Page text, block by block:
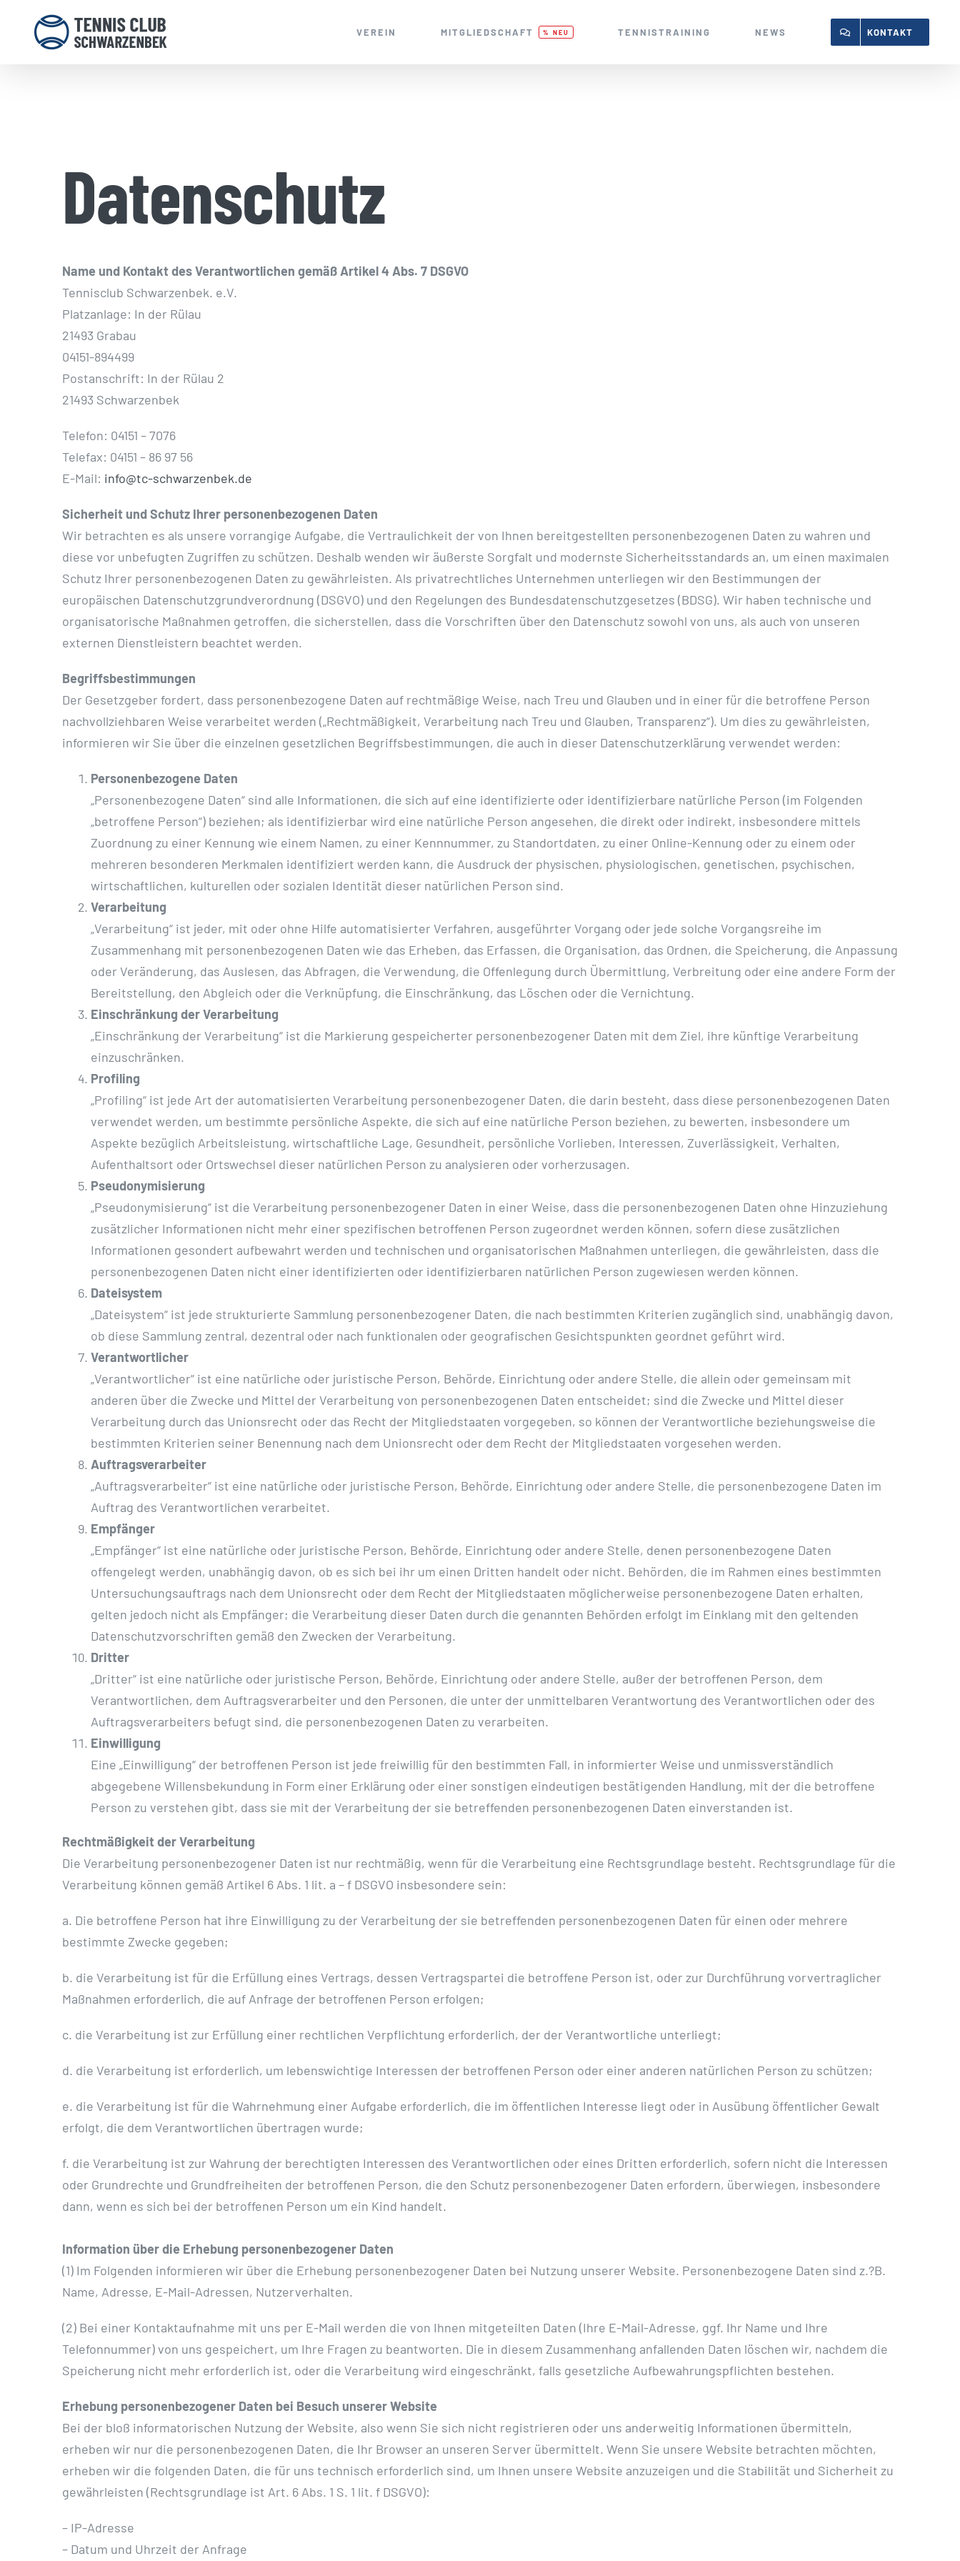
springen
VEREIN MITGLIEDSCHAFT % NEU TENNISTRAINING NEWS KONTAKT
Datenschutz
Name und Kontakt des Verantwortlichen gemäß Artikel 4 Abs. 7 DSGVO
Tennisclub Schwarzenbek. e.V.
Platzanlage: In der Rülau
21493 Grabau
04151-894499
Postanschrift: In der Rülau 2
21493 Schwarzenbek
Telefon: 04151 – 7076
Telefax: 04151 – 86 97 56
E-Mail: info@tc-schwarzenbek.de
Sicherheit und Schutz Ihrer personenbezogenen Daten
Wir betrachten es als unsere vorrangige Aufgabe, die Vertraulichkeit der von Ihnen bereitgestellten personenbezogenen Daten zu wahren und
diese vor unbefugten Zugriffen zu schützen. Deshalb wenden wir äußerste Sorgfalt und modernste Sicherheitsstandards an, um einen maximalen
Schutz Ihrer personenbezogenen Daten zu gewährleisten. Als privatrechtliches Unternehmen unterliegen wir den Bestimmungen der
europäischen Datenschutzgrundverordnung (DSGVO) und den Regelungen des Bundesdatenschutzgesetzes (BDSG). Wir haben technische und
organisatorische Maßnahmen getroffen, die sicherstellen, dass die Vorschriften über den Datenschutz sowohl von uns, als auch von unseren
externen Dienstleistern beachtet werden.
Begriffsbestimmungen
Der Gesetzgeber fordert, dass personenbezogene Daten auf rechtmäßige Weise, nach Treu und Glauben und in einer für die betroffene Person
nachvollziehbaren Weise verarbeitet werden („Rechtmäßigkeit, Verarbeitung nach Treu und Glauben, Transparenz“). Um dies zu gewährleisten,
informieren wir Sie über die einzelnen gesetzlichen Begriffsbestimmungen, die auch in dieser Datenschutzerklärung verwendet werden:
Personenbezogene Daten
„Personenbezogene Daten“ sind alle Informationen, die sich auf eine identifizierte oder identifizierbare natürliche Person (im Folgenden
„betroffene Person“) beziehen; als identifizierbar wird eine natürliche Person angesehen, die direkt oder indirekt, insbesondere mittels
Zuordnung zu einer Kennung wie einem Namen, zu einer Kennnummer, zu Standortdaten, zu einer Online-Kennung oder zu einem oder
mehreren besonderen Merkmalen identifiziert werden kann, die Ausdruck der physischen, physiologischen, genetischen, psychischen,
wirtschaftlichen, kulturellen oder sozialen Identität dieser natürlichen Person sind.
Verarbeitung
„Verarbeitung“ ist jeder, mit oder ohne Hilfe automatisierter Verfahren, ausgeführter Vorgang oder jede solche Vorgangsreihe im
Zusammenhang mit personenbezogenen Daten wie das Erheben, das Erfassen, die Organisation, das Ordnen, die Speicherung, die Anpassung
oder Veränderung, das Auslesen, das Abfragen, die Verwendung, die Offenlegung durch Übermittlung, Verbreitung oder eine andere Form der
Bereitstellung, den Abgleich oder die Verknüpfung, die Einschränkung, das Löschen oder die Vernichtung.
Einschränkung der Verarbeitung
„Einschränkung der Verarbeitung“ ist die Markierung gespeicherter personenbezogener Daten mit dem Ziel, ihre künftige Verarbeitung
einzuschränken.
Profiling
„Profiling“ ist jede Art der automatisierten Verarbeitung personenbezogener Daten, die darin besteht, dass diese personenbezogenen Daten
verwendet werden, um bestimmte persönliche Aspekte, die sich auf eine natürliche Person beziehen, zu bewerten, insbesondere um
Aspekte bezüglich Arbeitsleistung, wirtschaftliche Lage, Gesundheit, persönliche Vorlieben, Interessen, Zuverlässigkeit, Verhalten,
Aufenthaltsort oder Ortswechsel dieser natürlichen Person zu analysieren oder vorherzusagen.
Pseudonymisierung
„Pseudonymisierung“ ist die Verarbeitung personenbezogener Daten in einer Weise, dass die personenbezogenen Daten ohne Hinzuziehung
zusätzlicher Informationen nicht mehr einer spezifischen betroffenen Person zugeordnet werden können, sofern diese zusätzlichen
Informationen gesondert aufbewahrt werden und technischen und organisatorischen Maßnahmen unterliegen, die gewährleisten, dass die
personenbezogenen Daten nicht einer identifizierten oder identifizierbaren natürlichen Person zugewiesen werden können.
Dateisystem
„Dateisystem“ ist jede strukturierte Sammlung personenbezogener Daten, die nach bestimmten Kriterien zugänglich sind, unabhängig davon,
ob diese Sammlung zentral, dezentral oder nach funktionalen oder geografischen Gesichtspunkten geordnet geführt wird.
Verantwortlicher
„Verantwortlicher“ ist eine natürliche oder juristische Person, Behörde, Einrichtung oder andere Stelle, die allein oder gemeinsam mit
anderen über die Zwecke und Mittel der Verarbeitung von personenbezogenen Daten entscheidet; sind die Zwecke und Mittel dieser
Verarbeitung durch das Unionsrecht oder das Recht der Mitgliedstaaten vorgegeben, so können der Verantwortliche beziehungsweise die
bestimmten Kriterien seiner Benennung nach dem Unionsrecht oder dem Recht der Mitgliedstaaten vorgesehen werden.
Auftragsverarbeiter
„Auftragsverarbeiter“ ist eine natürliche oder juristische Person, Behörde, Einrichtung oder andere Stelle, die personenbezogene Daten im
Auftrag des Verantwortlichen verarbeitet.
Empfänger
„Empfänger“ ist eine natürliche oder juristische Person, Behörde, Einrichtung oder andere Stelle, denen personenbezogene Daten
offengelegt werden, unabhängig davon, ob es sich bei ihr um einen Dritten handelt oder nicht. Behörden, die im Rahmen eines bestimmten
Untersuchungsauftrags nach dem Unionsrecht oder dem Recht der Mitgliedstaaten möglicherweise personenbezogene Daten erhalten,
gelten jedoch nicht als Empfänger; die Verarbeitung dieser Daten durch die genannten Behörden erfolgt im Einklang mit den geltenden
Datenschutzvorschriften gemäß den Zwecken der Verarbeitung.
Dritter
„Dritter“ ist eine natürliche oder juristische Person, Behörde, Einrichtung oder andere Stelle, außer der betroffenen Person, dem
Verantwortlichen, dem Auftragsverarbeiter und den Personen, die unter der unmittelbaren Verantwortung des Verantwortlichen oder des
Auftragsverarbeiters befugt sind, die personenbezogenen Daten zu verarbeiten.
Einwilligung
Eine „Einwilligung“ der betroffenen Person ist jede freiwillig für den bestimmten Fall, in informierter Weise und unmissverständlich
abgegebene Willensbekundung in Form einer Erklärung oder einer sonstigen eindeutigen bestätigenden Handlung, mit der die betroffene
Person zu verstehen gibt, dass sie mit der Verarbeitung der sie betreffenden personenbezogenen Daten einverstanden ist.
Rechtmäßigkeit der Verarbeitung
Die Verarbeitung personenbezogener Daten ist nur rechtmäßig, wenn für die Verarbeitung eine Rechtsgrundlage besteht. Rechtsgrundlage für die
Verarbeitung können gemäß Artikel 6 Abs. 1 lit. a – f DSGVO insbesondere sein:
a. Die betroffene Person hat ihre Einwilligung zu der Verarbeitung der sie betreffenden personenbezogenen Daten für einen oder mehrere
bestimmte Zwecke gegeben;
b. die Verarbeitung ist für die Erfüllung eines Vertrags, dessen Vertragspartei die betroffene Person ist, oder zur Durchführung vorvertraglicher
Maßnahmen erforderlich, die auf Anfrage der betroffenen Person erfolgen;
c. die Verarbeitung ist zur Erfüllung einer rechtlichen Verpflichtung erforderlich, der der Verantwortliche unterliegt;
d. die Verarbeitung ist erforderlich, um lebenswichtige Interessen der betroffenen Person oder einer anderen natürlichen Person zu schützen;
e. die Verarbeitung ist für die Wahrnehmung einer Aufgabe erforderlich, die im öffentlichen Interesse liegt oder in Ausübung öffentlicher Gewalt
erfolgt, die dem Verantwortlichen übertragen wurde;
f. die Verarbeitung ist zur Wahrung der berechtigten Interessen des Verantwortlichen oder eines Dritten erforderlich, sofern nicht die Interessen
oder Grundrechte und Grundfreiheiten der betroffenen Person, die den Schutz personenbezogener Daten erfordern, überwiegen, insbesondere
dann, wenn es sich bei der betroffenen Person um ein Kind handelt.
Information über die Erhebung personenbezogener Daten
(1) Im Folgenden informieren wir über die Erhebung personenbezogener Daten bei Nutzung unserer Website. Personenbezogene Daten sind z.?B.
Name, Adresse, E-Mail-Adressen, Nutzerverhalten.
(2) Bei einer Kontaktaufnahme mit uns per E-Mail werden die von Ihnen mitgeteilten Daten (Ihre E-Mail-Adresse, ggf. Ihr Name und Ihre
Telefonnummer) von uns gespeichert, um Ihre Fragen zu beantworten. Die in diesem Zusammenhang anfallenden Daten löschen wir, nachdem die
Speicherung nicht mehr erforderlich ist, oder die Verarbeitung wird eingeschränkt, falls gesetzliche Aufbewahrungspflichten bestehen.
Erhebung personenbezogener Daten bei Besuch unserer Website
Bei der bloß informatorischen Nutzung der Website, also wenn Sie sich nicht registrieren oder uns anderweitig Informationen übermitteln,
erheben wir nur die personenbezogenen Daten, die Ihr Browser an unseren Server übermittelt. Wenn Sie unsere Website betrachten möchten,
erheben wir die folgenden Daten, die für uns technisch erforderlich sind, um Ihnen unsere Website anzuzeigen und die Stabilität und Sicherheit zu
gewährleisten (Rechtsgrundlage ist Art. 6 Abs. 1 S. 1 lit. f DSGVO):
– IP-Adresse
– Datum und Uhrzeit der Anfrage